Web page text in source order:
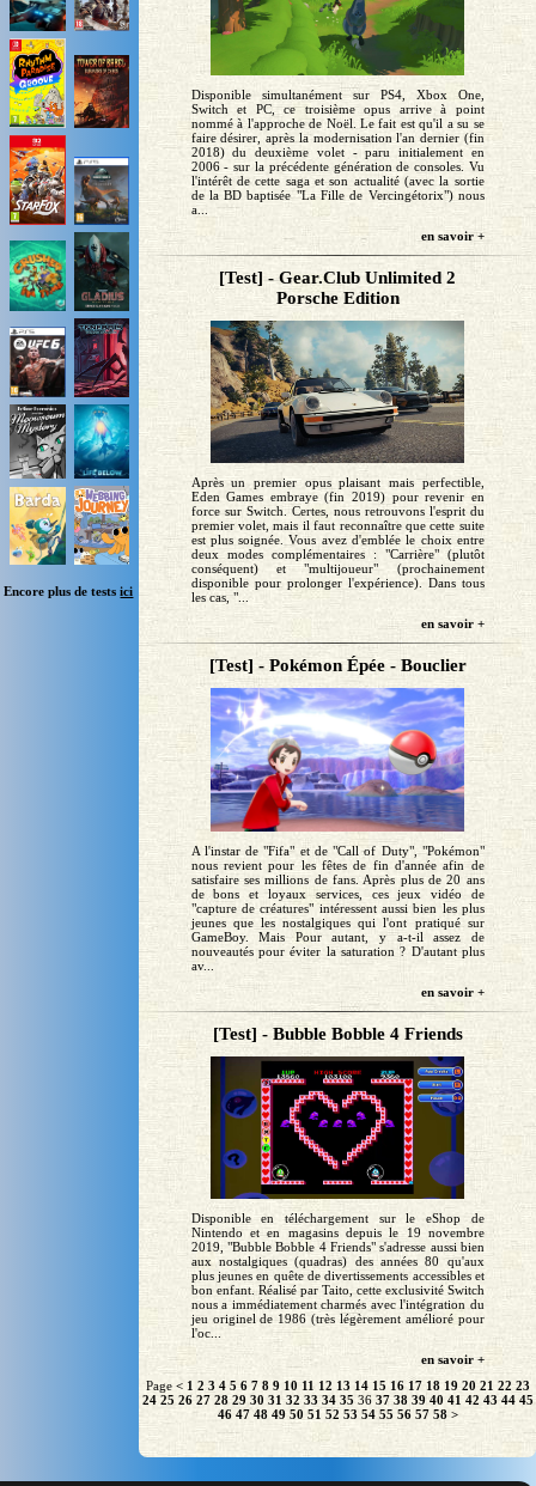
Encore plus de testsici
Disponible simultanément sur PS4, Xbox One,
Switch et PC, ce troisième opus arrive à point
nommé à l'approche de Noël. Le fait est qu'il a su se
faire désirer, après la modernisation l'an dernier (fin
2018) du deuxième volet - paru initialement en
2006 - sur la précédente génération de consoles. Vu
l'intérêt de cette saga et son actualité (avec la sortie
de la BD baptisée "La Fille de Vercingétorix") nous
a...
en savoir +
[Test] - Gear.Club Unlimited 2
Porsche Edition
Après un premier opus plaisant mais perfectible,
Eden Games embraye (fin 2019) pour revenir en
force sur Switch. Certes, nous retrouvons l'esprit du
premier volet, mais il faut reconnaître que cette suite
est plus soignée. Vous avez d'emblée le choix entre
deux modes complémentaires : "Carrière" (plutôt
conséquent) et "multijoueur" (prochainement
disponible pour prolonger l'expérience). Dans tous
les cas, "...
en savoir +
[Test] - Pokémon Épée - Bouclier
A l'instar de "Fifa" et de "Call of Duty", "Pokémon"
nous revient pour les fêtes de fin d'année afin de
satisfaire ses millions de fans. Après plus de 20 ans
de bons et loyaux services, ces jeux vidéo de
"capture de créatures" intéressent aussi bien les plus
jeunes que les nostalgiques qui l'ont pratiqué sur
GameBoy. Mais Pour autant, y a-t-il assez de
nouveautés pour éviter la saturation ? D'autant plus
av...
en savoir +
[Test] - Bubble Bobble 4 Friends
Disponible en téléchargement sur le eShop de
Nintendo et en magasins depuis le 19 novembre
2019, "Bubble Bobble 4 Friends" s'adresse aussi bien
aux nostalgiques (quadras) des années 80 qu'aux
plus jeunes en quête de divertissements accessibles et
bon enfant. Réalisé par Taito, cette exclusivité Switch
nous a immédiatement charmés avec l'intégration du
jeu originel de 1986 (très légèrement amélioré pour
l'oc...
en savoir +
Page < 1 2 3 4 5 6 7 8 9 10 11 12 13 14 15 16 17 18 19 20 21 22 23
24 25 26 27 28 29 30 31 32 33 34 35 36 37 38 39 40 41 42 43 44 45
46 47 48 49 50 51 52 53 54 55 56 57 58 >